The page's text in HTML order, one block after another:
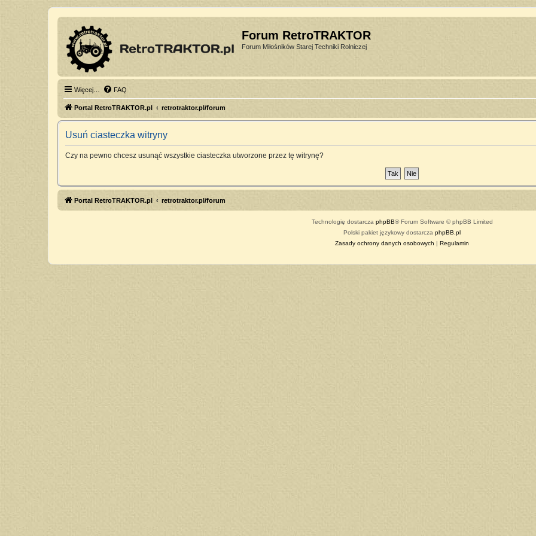
Forum RetroTRAKTOR
Forum Miłośników Starej Techniki Rolniczej
Więcej… FAQ
Portal RetroTRAKTOR.pl retrotraktor.pl/forum
Usuń ciasteczka witryny
Czy na pewno chcesz usunąć wszystkie ciasteczka utworzone przez tę witrynę?
Portal RetroTRAKTOR.pl retrotraktor.pl/forum
Technologię dostarcza phpBB® Forum Software © phpBB Limited
Polski pakiet językowy dostarcza phpBB.pl
Zasady ochrony danych osobowych | Regulamin